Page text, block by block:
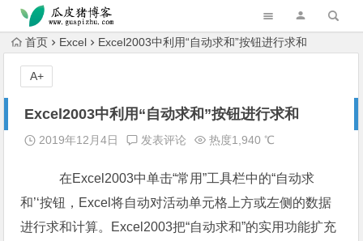
跳转到主内容
首页 Excel Excel2003中利用“自动求和”按钮进行求和
Excel2003中利用“自动求和”按钮进行求和
2019年12月4日 发表评论 热度1,940 ℃
在Excel2003中单击“常用”工具栏中的“自动求
和’‘按钮，Excel将自动对活动单元格上方或左侧的数据
进行求和计算。Excel2003把“自动求和”的实用功能扩充
A+